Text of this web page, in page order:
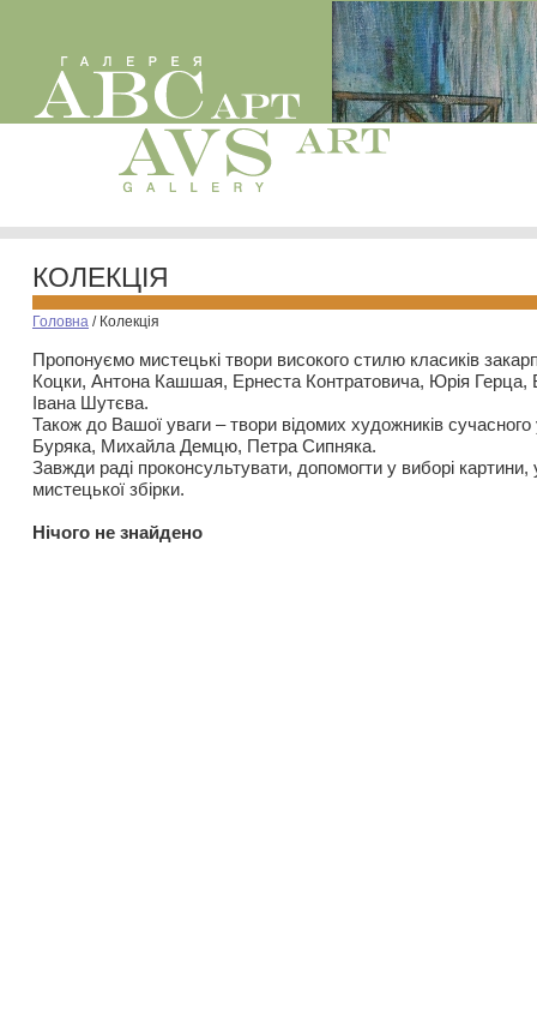
КОЛЕКЦІЯ
Головна / Колекція
Пропонуємо мистецькі твори високого стилю класиків
Коцки, Антона Кашшая, Ернеста Контратовича, Юрія
Івана Шутєва.
Також до Вашої уваги – твори відомих художників
Буряка, Михайла Демцю, Петра Сипняка.
Завжди раді проконсультувати, допомогти у виборі картини,
мистецької збірки.
Нiчого не знайдено